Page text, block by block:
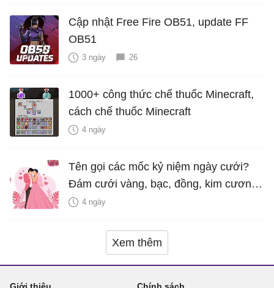
Cập nhật Free Fire OB51, update FF
OB51
3 ngày 26
1000+ công thức chế thuốc Minecraft,
cách chế thuốc Minecraft
4 ngày
Tên gọi các mốc kỷ niệm ngày cưới?
Đám cưới vàng, bạc, đồng, kim cương
là bao nhiêu năm?
4 ngày
Xem thêm